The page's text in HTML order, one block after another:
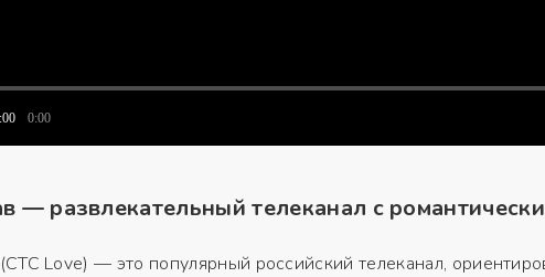
0:00
— развлекательный телеканал с
Love) — это популярный российский телеканал,